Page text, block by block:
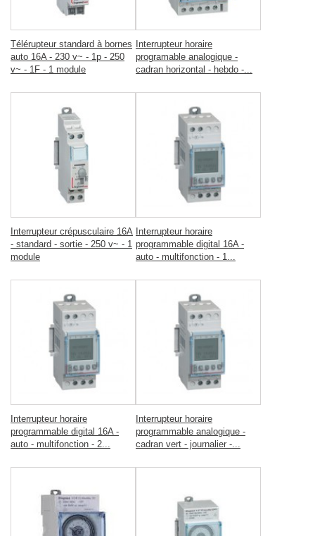
Télérupteur standard à bornes
auto 16A - 230 v~ - 1p - 250
v~ - 1F - 1 module
Interrupteur horaire
programable analogique -
cadran horizontal - hebdo -...
Interrupteur crépusculaire 16A
- standard - sortie - 250 v~ - 1
module
Interrupteur horaire
programmable digital 16A -
auto - multifonction - 1...
Interrupteur horaire
programmable digital 16A -
auto - multifonction - 2...
Interrupteur horaire
programmable analogique -
cadran vert - journalier -...